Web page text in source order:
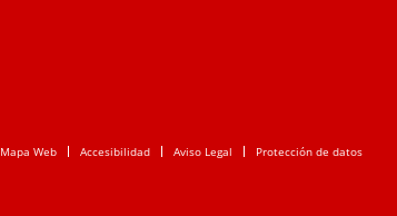
Mapa Web Accesibilidad Aviso Legal Protección de datos